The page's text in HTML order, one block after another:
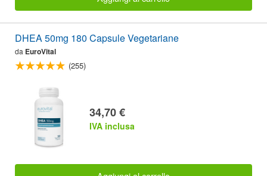
DHEA 50mg 180 Capsule Vegetariane
da EuroVital
(255)
34,70 €
IVA inclusa